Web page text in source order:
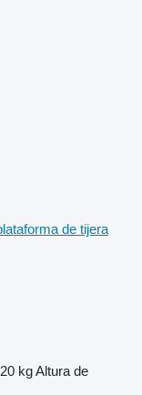
de tijera
kgAltura de